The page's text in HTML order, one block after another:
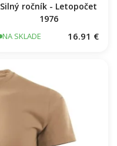
Silný ročník - Letopočet
1976
NA SKLADE 16.91 €